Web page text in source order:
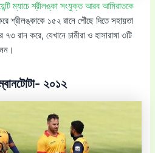
ম্যাচে শ্রীলঙ্কা সংযুক্ত আরব আমিরাতকে
শ্রীলঙ্কাকে ১৫২ রানে পৌঁছে দিতে সহায়তা
করে, যেখানে চামীরা ও হাসারাঙ্গা ৩টি
২০১২